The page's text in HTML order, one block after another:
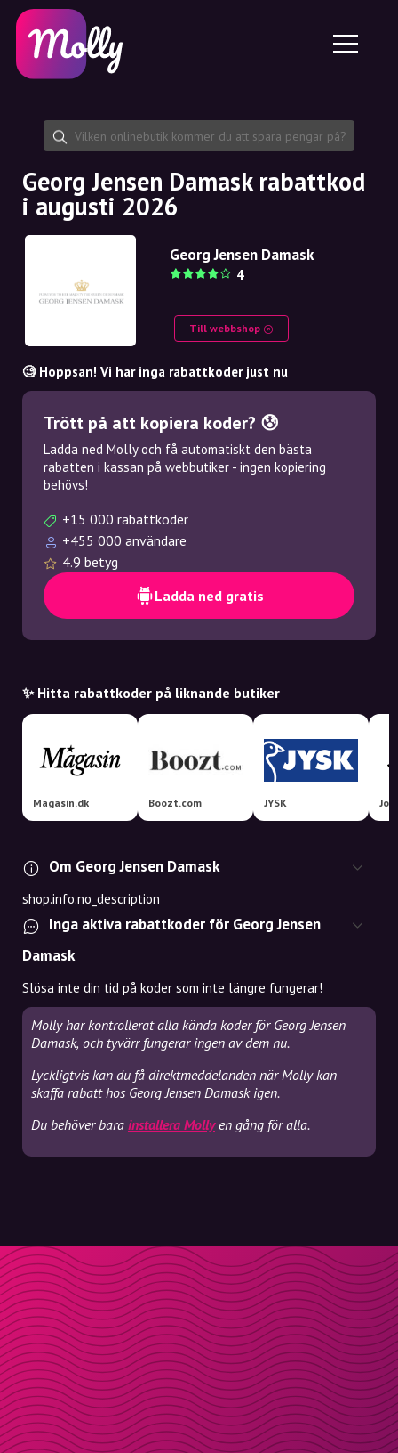
Hudvård
Hårvård
Dela rabattkod
Funktioner
Jobb
Om oss
Samarbete
Plattform
Molly till iPhone och iPad
Molly till Android
SE
EN
NO
Georg Jensen Damask rabattkod
i augusti 2026
Georg Jensen Damask
4
Till webbshop
🧐 Hoppsan! Vi har inga rabattkoder just nu
Trött på att kopiera koder? 😰
Ladda ned Molly och få automatiskt den bästa
rabatten i kassan på webbutiker - ingen kopiering
behövs!
+15 000 rabattkoder
+455 000 användare
4.9 betyg
Ladda ned gratis
✨ Hitta rabattkoder på liknande butiker
Magasin.dk Boozt.com JYSK
Om Georg Jensen Damask
shop.info.no_description
Inga aktiva rabattkoder för Georg Jensen
Damask
Slösa inte din tid på koder som inte längre fungerar!
Molly har kontrollerat alla kända koder för Georg Jensen
Damask, och tyvärr fungerar ingen av dem nu.
Lyckligtvis kan du få direktmeddelanden när Molly kan
skaffa rabatt hos Georg Jensen Damask igen.
Du behöver bara installera Mollyen gång för alla.